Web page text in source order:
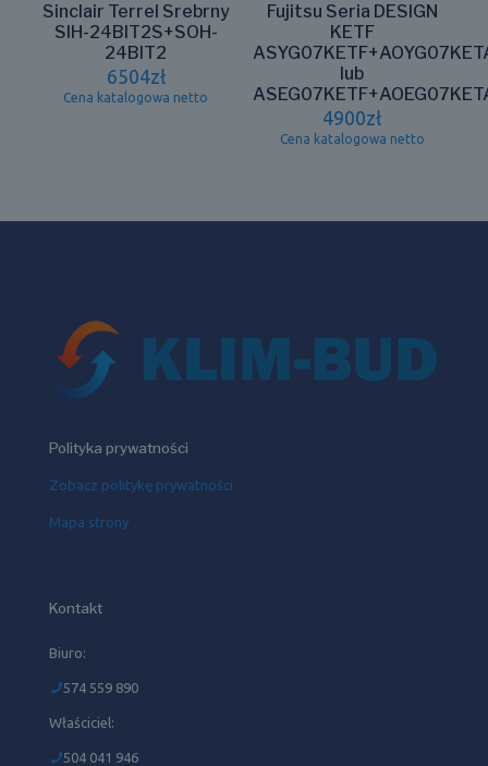
Sinclair Terrel Srebrny
SIH-24BIT2S+SOH-
24BIT2
6504zł
Cena katalogowa netto
Fujitsu Seria DESIGN
KETF
lub
4900zł
Cena katalogowa netto
Polityka prywatności
Zobacz politykę prywatności
Mapa strony
Kontakt
Biuro:
574 559 890
Właściciel:
504 041 946‬